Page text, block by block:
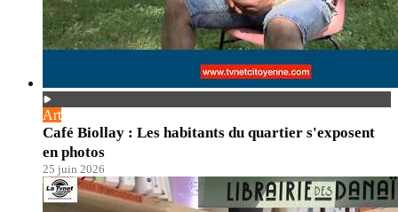
Art
Café Biollay : Les habitants du quartier s'exposent
en photos
25 juin 2026